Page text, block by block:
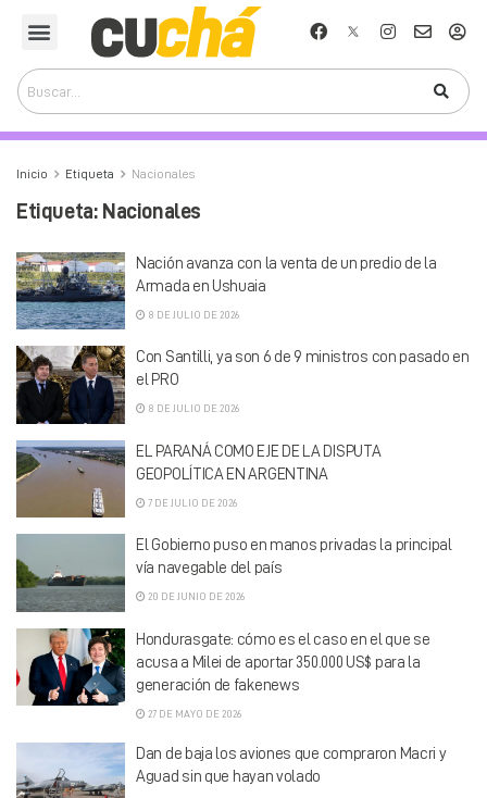
Inicio Etiqueta Nacionales
Etiqueta: Nacionales
Nación avanza con la venta de un predio de la
Armada en Ushuaia
8 DE JULIO DE 2026
Con Santilli, ya son 6 de 9 ministros con pasado en
el PRO
8 DE JULIO DE 2026
EL PARANÁ COMO EJE DE LA DISPUTA
GEOPOLÍTICA EN ARGENTINA
7 DE JULIO DE 2026
El Gobierno puso en manos privadas la principal
vía navegable del país
20 DE JUNIO DE 2026
Hondurasgate: cómo es el caso en el que se
acusa a Milei de aportar 350.000 US$ para la
generación de fakenews
27 DE MAYO DE 2026
Dan de baja los aviones que compraron Macri y
Aguad sin que hayan volado